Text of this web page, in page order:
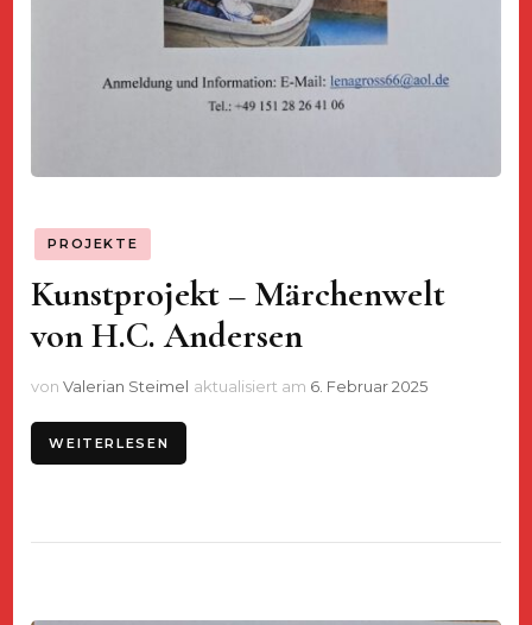
PROJEKTE
Kunstprojekt – Märchenwelt
von H.C. Andersen
vonValerian Steimel aktualisiert am 6. Februar 2025
WEITERLESEN